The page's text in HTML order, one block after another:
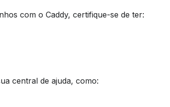
com o Caddy, certifique-se de ter:
central de ajuda, como: